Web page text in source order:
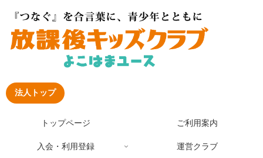
法人トップ
トップページ ご利用案内
入会・利用登録 運営クラブ